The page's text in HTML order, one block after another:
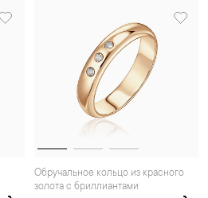
Обручальное кольцо из красного
золота с бриллиантами